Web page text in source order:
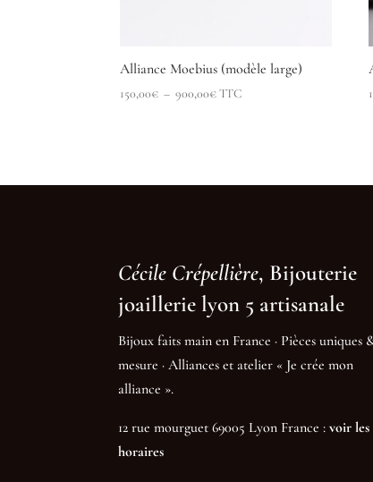
Alliance Moebius (modèle large)
150,00€ – 900,00€Plage
TTC
Cécile Crépellière, Bijouterie
joaillerie lyon 5 artisanale
Bijoux faits main en France · Pièces uniques
mesure · Alliances et atelier « Je crée mon
alliance ».
12 rue mourguet 69005 Lyon France : voir les
horaires